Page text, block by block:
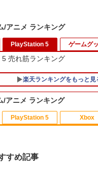
/アニメ ランキング
PlayVital 新型
プキャップ 4個セッ
リコン素材 快適フィ
滑り止めスティック
PlayStation 5
売れ筋ランキング
楽天ランキングをもっと見
ゲームグ
【中古】四女神オン
￥350
「お隣の天使様にい
￥7,821
/アニメ ランキング
スプラトゥーン レイ
PlayStation 5
PlayStation 5 デジタ
Xbox
【純正品】Xbox ワイ
【Amazon.co.jp限定
すめ記事